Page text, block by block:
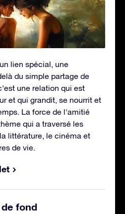
lien spécial, une
du simple partage de
une relation qui est
et qui grandit, se nourrit et
La force de l'amitié
qui a traversé les
littérature, le cinéma et
de vie.
fond